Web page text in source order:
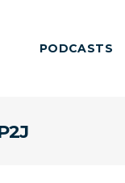
PODCASTS